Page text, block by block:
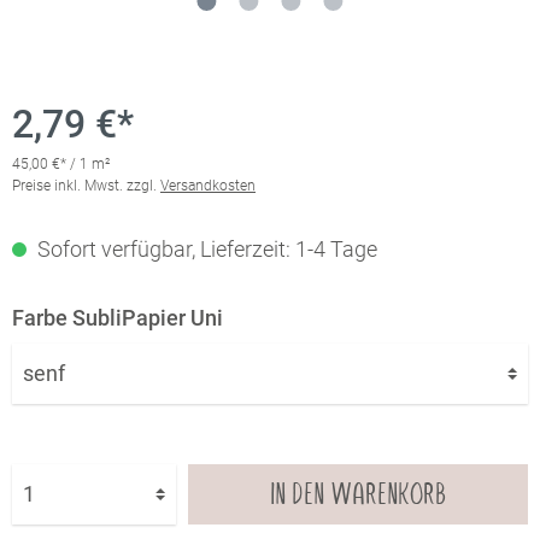
2,79 €*
45,00 €* / 1 m²
Preise inkl. Mwst. zzgl. Versandkosten
Sofort verfügbar, Lieferzeit: 1-4 Tage
Farbe SubliPapier Uni
IN DEN WARENKORB